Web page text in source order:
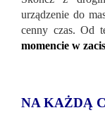
urządzenie do
cenny czas. Od
momencie w
NA KAŻDĄ